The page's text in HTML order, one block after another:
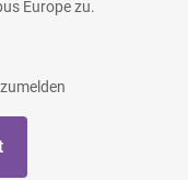
Europe zu.